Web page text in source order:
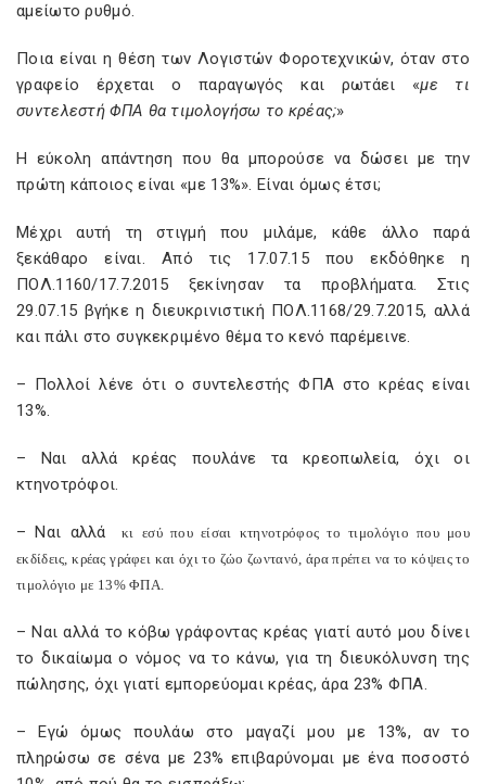
αμείωτο ρυθμό.
Ποια είναι η θέση των Λογιστών Φοροτεχνικών, όταν στο
γραφείο έρχεται ο παραγωγός και ρωτάει «με τι
συντελεστή ΦΠΑ θα τιμολογήσω το κρέας;»
Η εύκολη απάντηση που θα μπορούσε να δώσει με την
πρώτη κάποιος είναι «με 13%». Είναι όμως έτσι;
Μέχρι αυτή τη στιγμή που μιλάμε, κάθε άλλο παρά
ξεκάθαρο είναι. Από τις 17.07.15 που εκδόθηκε η
ΠΟΛ.1160/17.7.2015 ξεκίνησαν τα προβλήματα. Στις
29.07.15 βγήκε η διευκρινιστική ΠΟΛ.1168/29.7.2015, αλλά
και πάλι στο συγκεκριμένο θέμα το κενό παρέμεινε.
– Πολλοί λένε ότι ο συντελεστής ΦΠΑ στο κρέας είναι
13%.
– Ναι αλλά κρέας πουλάνε τα κρεοπωλεία, όχι οι
κτηνοτρόφοι.
– Ναι αλλά
κι εσύ που είσαι κτηνοτρόφος το τιμολόγιο που μου
εκδίδεις, κρέας γράφει και όχι το ζώο ζωντανό, άρα πρέπει να το κόψεις το
τιμολόγιο με 13% ΦΠΑ.
– Ναι αλλά το κόβω γράφοντας κρέας γιατί αυτό μου δίνει
το δικαίωμα ο νόμος να το κάνω, για τη διευκόλυνση της
πώλησης, όχι γιατί εμπορεύομαι κρέας, άρα 23% ΦΠΑ.
– Εγώ όμως πουλάω στο μαγαζί μου με 13%, αν το
πληρώσω σε σένα με 23% επιβαρύνομαι με ένα ποσοστό